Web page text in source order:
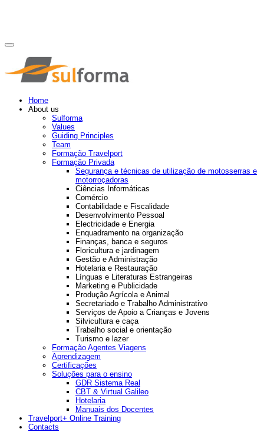
Home
About us
Sulforma
Values
Guiding Principles
Team
Formação Travelport
Formação Privada
Segurança e técnicas de utilização de motosserras e
motorroçadoras
Ciências Informáticas
Comércio
Contabilidade e Fiscalidade
Desenvolvimento Pessoal
Electricidade e Energia
Enquadramento na organização
Finanças, banca e seguros
Floricultura e jardinagem
Gestão e Administração
Hotelaria e Restauração
Línguas e Literaturas Estrangeiras
Marketing e Publicidade
Produção Agrícola e Animal
Secretariado e Trabalho Administrativo
Serviços de Apoio a Crianças e Jovens
Silvicultura e caça
Trabalho social e orientação
Turismo e lazer
Formação Agentes Viagens
Aprendizagem
Certificações
Soluções para o ensino
GDR Sistema Real
CBT & Virtual Galileo
Hotelaria
Manuais dos Docentes
Travelport+ Online Training
Contacts